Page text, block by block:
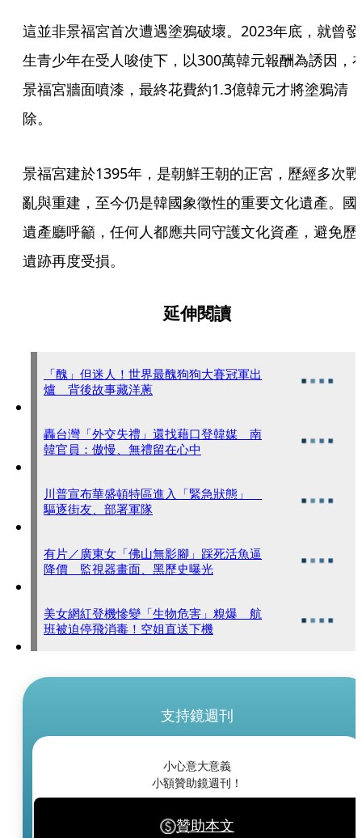
這並非景福宮首次遭遇塗鴉破壞。2023年底，就曾發
生青少年在受人唆使下，以300萬韓元報酬為誘因，
景福宮牆面噴漆，最終花費約1.3億韓元才將塗鴉清
除。
景福宮建於1395年，是朝鮮王朝的正宮，歷經多次戰
亂與重建，至今仍是韓國象徵性的重要文化遺產。國
遺產廳呼籲，任何人都應共同守護文化資產，避免歷
遺跡再度受損。
延伸閱讀
「醜」但迷人！世界最醜狗狗大賽冠軍出
爐 背後故事藏洋蔥
轟台灣「外交失禮」還找藉口登韓媒 南
韓官員：傲慢、無禮留在心中
川普宣布華盛頓特區進入「緊急狀態」
驅逐街友、部署軍隊
有片／廣東女「佛山無影腳」踩死活魚逼
降價 監視器畫面、黑歷史曝光
美女網紅登機慘變「生物危害」糗爆 航
班被迫停飛消毒！空姐直送下機
支持鏡週刊
小心意大意義
小額贊助鏡週刊！
贊助本文